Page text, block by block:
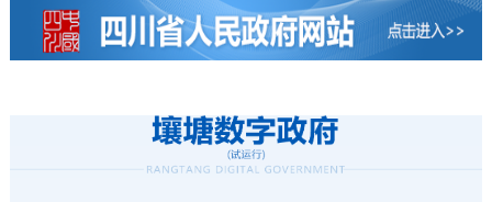
在壤...[ 详情 ]
壤塘教师亮相国家级教育培训讲述高原教育振兴故事 2026-07-31
壤塘县暑期公益托管班顺利开班